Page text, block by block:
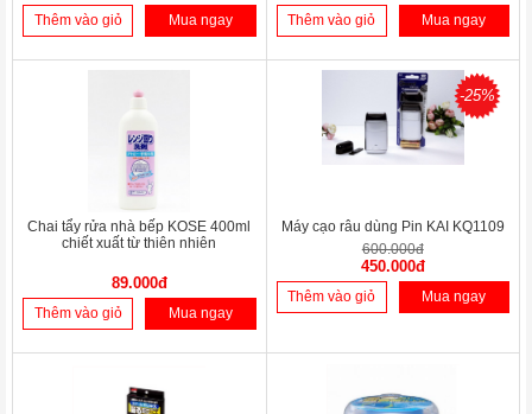
Thêm vào giỏ Mua ngay Thêm vào giỏ Mua ngay
Chai tẩy rửa nhà bếp KOSE 400ml
chiết xuất từ thiên nhiên
89.000đ
Thêm vào giỏ Mua ngay
-25%
Máy cạo râu dùng Pin KAI KQ1109
600.000đ
450.000đ
Thêm vào giỏ Mua ngay